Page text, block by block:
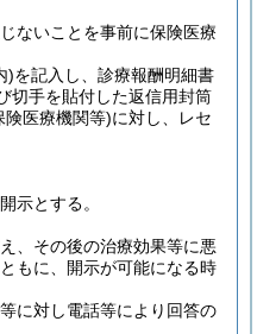
ないことを事前に保険医療
)を記入し、診療報酬明細書
切手を貼付した返信用封筒
医療機関等)に対し、レセ
示とする。
、その後の治療効果等に悪
もに、開示が可能になる時
に対し電話等により回答の